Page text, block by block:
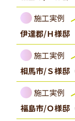
施工実例
伊達郡/Ｈ様
施工実例
相馬市/Ｓ様邸
施工実例
福島市/Ｏ様邸